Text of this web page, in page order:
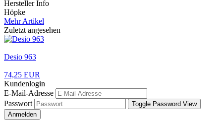
Hersteller Info
Höpke
Mehr Artikel
Zuletzt angesehen
Desio 963
74,25 EUR
Kundenlogin
E-Mail-Adresse
Passwort
Toggle Password View
Anmelden